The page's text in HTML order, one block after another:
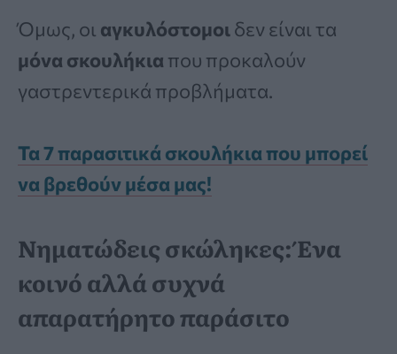
Όμως, οι αγκυλόστομοιδεν είναι τα
μόνα σκουλήκια που προκαλούν
γαστρεντερικά προβλήματα.
Τα 7 παρασιτικά σκουλήκια που μπορεί
να βρεθούν μέσα μας!
Νηματώδεις σκώληκες: Ένα
κοινό αλλά συχνά
απαρατήρητο παράσιτο